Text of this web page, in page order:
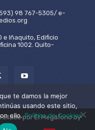
98 767-5305/ e-
e Iñaquito, Edificio
1002. Quito-
por El Megáfono by
te damos la mejor
usando este sitio,
ello.Política de Cookies